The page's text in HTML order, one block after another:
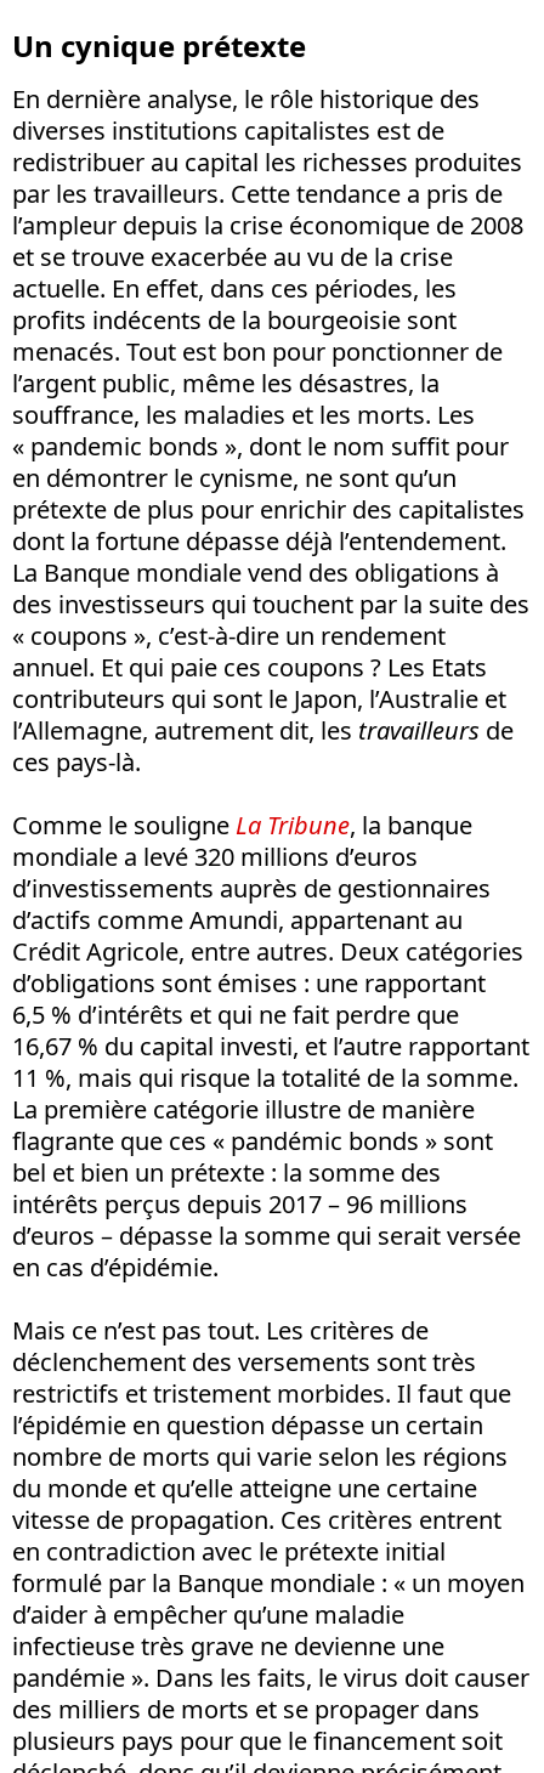
Un cynique prétexte
En dernière analyse, le rôle historique des
diverses institutions capitalistes est de
redistribuer au capital les richesses produites
par les travailleurs. Cette tendance a pris de
l’ampleur depuis la crise économique de 2008
et se trouve exacerbée au vu de la crise
actuelle. En effet, dans ces périodes, les
profits indécents de la bourgeoisie sont
menacés. Tout est bon pour ponctionner de
l’argent public, même les désastres, la
souffrance, les maladies et les morts. Les
« pandemic bonds », dont le nom suffit pour
en démontrer le cynisme, ne sont qu’un
prétexte de plus pour enrichir des capitalistes
dont la fortune dépasse déjà l’entendement.
La Banque mondiale vend des obligations à
des investisseurs qui touchent par la suite des
« coupons », c’est-à-dire un rendement
annuel. Et qui paie ces coupons ? Les Etats
contributeurs qui sont le Japon, l’Australie et
l’Allemagne, autrement dit, les travailleurs de
ces pays-là.
Comme le souligne La Tribune, la banque
mondiale a levé 320 millions d’euros
d’investissements auprès de gestionnaires
d’actifs comme Amundi, appartenant au
Crédit Agricole, entre autres. Deux catégories
d’obligations sont émises : une rapportant
6,5 % d’intérêts et qui ne fait perdre que
16,67 % du capital investi, et l’autre rapportant
11 %, mais qui risque la totalité de la somme.
La première catégorie illustre de manière
flagrante que ces « pandémic bonds » sont
bel et bien un prétexte : la somme des
intérêts perçus depuis 2017 – 96 millions
d’euros – dépasse la somme qui serait versée
en cas d’épidémie.
Mais ce n’est pas tout. Les critères de
déclenchement des versements sont très
restrictifs et tristement morbides. Il faut que
l’épidémie en question dépasse un certain
nombre de morts qui varie selon les régions
du monde et qu’elle atteigne une certaine
vitesse de propagation. Ces critères entrent
en contradiction avec le prétexte initial
formulé par la Banque mondiale : « un moyen
d’aider à empêcher qu’une maladie
infectieuse très grave ne devienne une
pandémie ». Dans les faits, le virus doit causer
des milliers de morts et se propager dans
plusieurs pays pour que le financement soit